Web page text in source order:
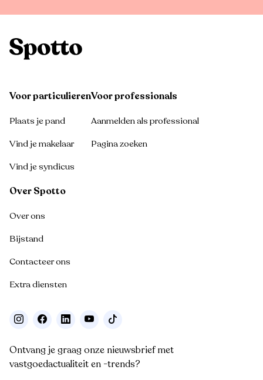
Voor particulieren
Plaats je pand
Vind je makelaar
Vind je syndicus
Voor professionals
Aanmelden als professional
Pagina zoeken
Over Spotto
Over ons
Bijstand
Contacteer ons
Extra diensten
Ontvang je graag onze nieuwsbrief met
vastgoedactualiteit en -trends?